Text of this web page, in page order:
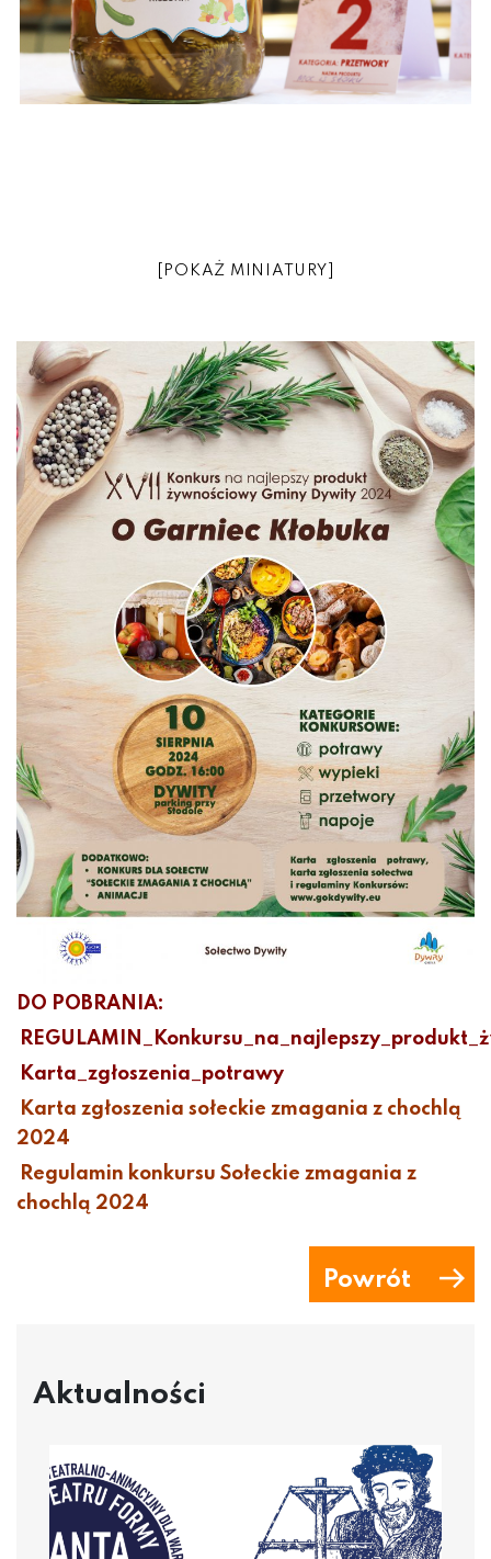
[POKAŻ MINIATURY]
DO POBRANIA:
Karta_zgłoszenia_potrawy
Karta zgłoszenia sołeckie zmagania z chochlą
2024
Regulamin konkursu Sołeckie zmagania z
chochlą 2024
Powrót
Aktualności